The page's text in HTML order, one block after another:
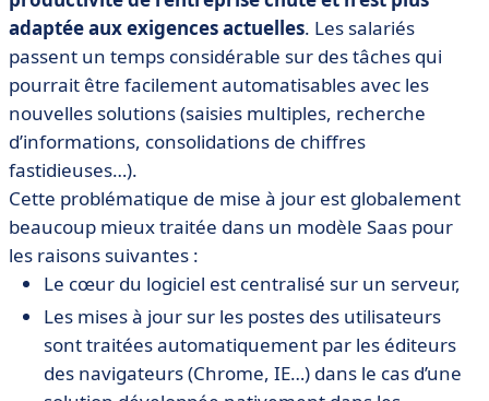
adaptée aux exigences actuelles. Les salariés
passent un temps considérable sur des tâches qui
pourrait être facilement automatisables avec les
nouvelles solutions (saisies multiples, recherche
d’informations, consolidations de chiffres
fastidieuses…).
Cette problématique de mise à jour est globalement
beaucoup mieux traitée dans un modèle Saas pour
les raisons suivantes :
Le cœur du logiciel est centralisé sur un serveur,
Les mises à jour sur les postes des utilisateurs
sont traitées automatiquement par les éditeurs
des navigateurs (Chrome, IE…) dans le cas d’une